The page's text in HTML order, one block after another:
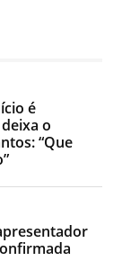
é
o
“Que